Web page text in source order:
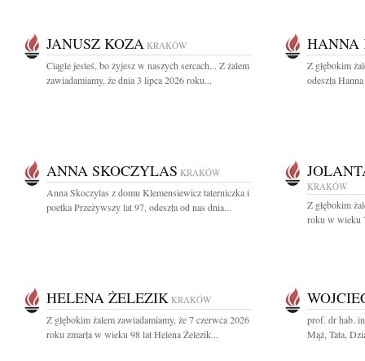
JANUSZ KOZA KRAKÓW
Ciągle jesteś, bo żyjesz w naszych sercach... Z żalem
zawiadamiamy, że dnia 3 lipca 2026 roku...
HANNA
Z głębokim
odeszła
ANNA SKOCZYLAS KRAKÓW
Anna Skoczylas z domu Klemensiewicz taterniczka i
poetka Przeżywszy lat 97, odeszła od nas dnia...
KRAKÓW
Z głębokim
roku w wieku
HELENA ŻELEZIK KRAKÓW
Z głębokim żalem zawiadamiamy, że 7 czerwca 2026
roku zmarła w wieku 98 lat Helena Żelezik...
prof. dr hab.
Mąż, Tata,